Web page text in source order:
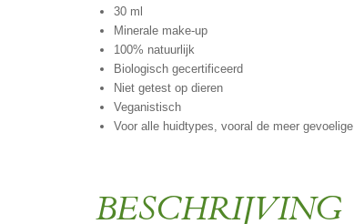
30 ml
Minerale make-up
100% natuurlijk
Biologisch gecertificeerd
Niet getest op dieren
Veganistisch
Voor alle huidtypes, vooral de meer gevoelige
BESCHRIJVING